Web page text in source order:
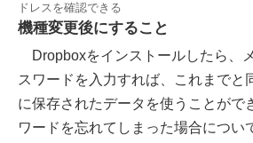
ドレスを確認できる
機種変更後にすること
Dropboxをインストールしたら、
スワードを入力すれば、これまでと
に保存されたデータを使うことがで
ワードを忘れてしまった場合につい